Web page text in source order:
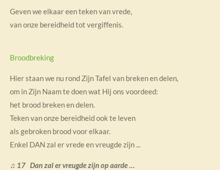
Geven we elkaar een teken van vrede,
van onze bereidheid tot vergiffenis.
Broodbreking
Hier staan we nu rond Zijn Tafel van breken en delen,
om in Zijn Naam te doen wat Hij ons voordeed:
het brood breken en delen.
Teken van onze bereidheid ook te leven
als gebroken brood voor elkaar.
Enkel DAN zal er vrede en vreugde zijn ...
♫ 17 Dan zal er vreugde zijn op aarde …